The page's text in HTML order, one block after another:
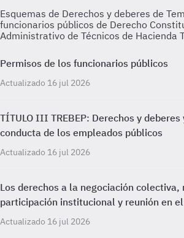
Esquemas de Derechos y deberes de
funcionarios públicos de Derecho
Administrativo de Técnicos de Hacienda
Permisos de los funcionarios públicos
Actualizado 16 jul 2026
TÍTULO III TREBEP: Derechos y deberes
conducta de los empleados públicos
Actualizado 16 jul 2026
Los derechos a la negociación colectiva,
participación institucional y reunión en
Actualizado 16 jul 2026